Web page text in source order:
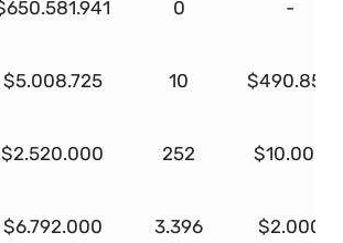
0 -
$5.008.725 10 $490.855
$2.520.000 252 $10.000
$6.792.000 3.396 $2.000